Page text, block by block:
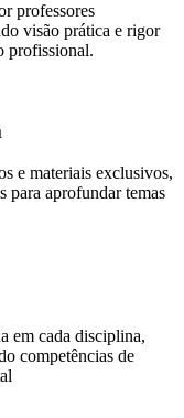
professores
visão prática e rigor
profissional.
e materiais exclusivos,
para aprofundar temas
em cada disciplina,
competências de